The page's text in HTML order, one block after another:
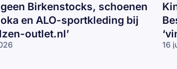
Birkenstocks, schoenen
en ALO-sportkleding bij
outlet.nl’
16